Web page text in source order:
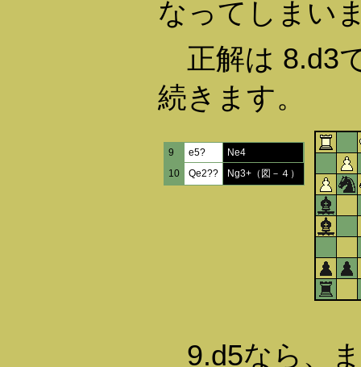
なってしまい
正解は 8.d3
続きます。
9 e5?
Ne4
10
Qe2?? Ng3+（図－４）
9.d5なら、